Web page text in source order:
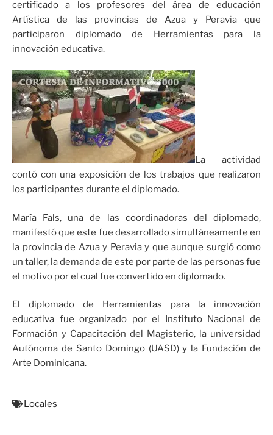
certificado a los profesores del área de educación
Artística de las provincias de Azua y Peravia que
participaron diplomado de Herramientas para la
innovación educativa.
La actividad
contó con una exposición de los trabajos que realizaron
los participantes durante el diplomado.
María Fals, una de las coordinadoras del diplomado,
manifestó que este fue desarrollado simultáneamente en
la provincia de Azua y Peravia y que aunque surgió como
un taller, la demanda de este por parte de las personas fue
el motivo por el cual fue convertido en diplomado.
El diplomado de Herramientas para la innovación
educativa fue organizado por el Instituto Nacional de
Formación y Capacitación del Magisterio, la universidad
Autónoma de Santo Domingo (UASD) y la Fundación de
Arte Dominicana.
Locales